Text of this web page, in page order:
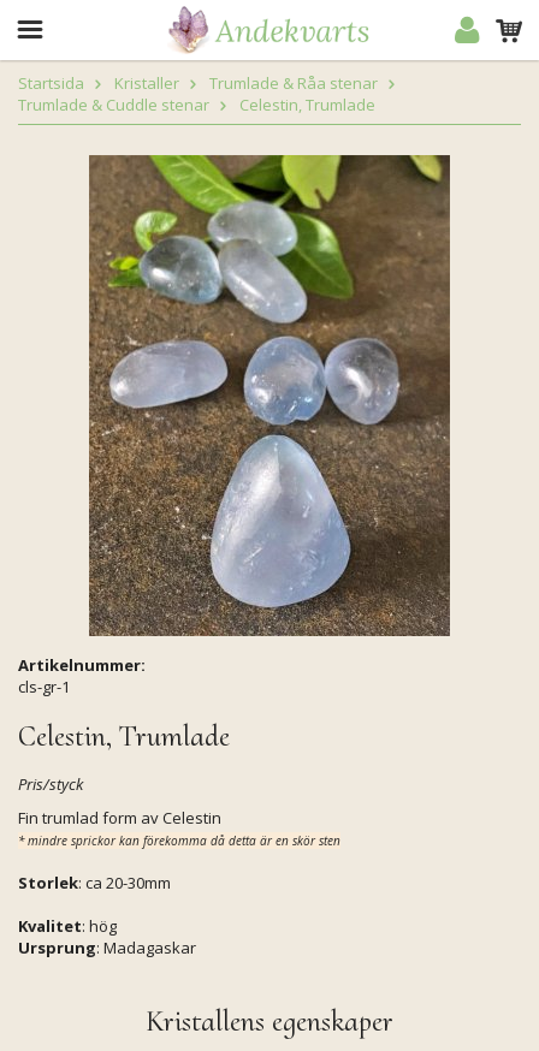
Startsida Kristaller
Trumlade & Råa stenar
Trumlade & Cuddle stenar
Celestin, Trumlade
Artikelnummer:
cls-gr-1
Celestin, Trumlade
Pris/styck
Fin trumlad form av Celestin
* mindre sprickor kan förekomma då detta är en skör sten
Storlek: ca 20-30mm
Kvalitet: hög
Ursprung: Madagaskar
Kristallens egenskaper